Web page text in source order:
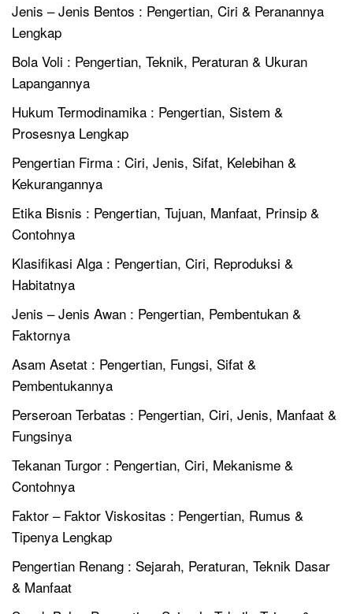
Jenis – Jenis Bentos : Pengertian, Ciri & Peranannya
Lengkap
Bola Voli : Pengertian, Teknik, Peraturan & Ukuran
Lapangannya
Hukum Termodinamika : Pengertian, Sistem &
Prosesnya Lengkap
Pengertian Firma : Ciri, Jenis, Sifat, Kelebihan &
Kekurangannya
Etika Bisnis : Pengertian, Tujuan, Manfaat, Prinsip &
Contohnya
Klasifikasi Alga : Pengertian, Ciri, Reproduksi &
Habitatnya
Jenis – Jenis Awan : Pengertian, Pembentukan &
Faktornya
Asam Asetat : Pengertian, Fungsi, Sifat &
Pembentukannya
Perseroan Terbatas : Pengertian, Ciri, Jenis, Manfaat &
Fungsinya
Tekanan Turgor : Pengertian, Ciri, Mekanisme &
Contohnya
Faktor – Faktor Viskositas : Pengertian, Rumus &
Tipenya Lengkap
Pengertian Renang : Sejarah, Peraturan, Teknik Dasar
& Manfaat